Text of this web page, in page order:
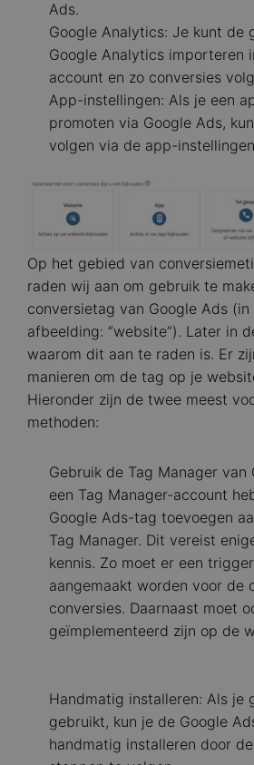
Ads.
Google Analytics: Je kunt de
Google Analytics importeren
account en zo conversies
App-instellingen: Als je een
promoten via Google Ads,
volgen via de app-
Image
Op het gebied van
raden wij aan om gebruik te
conversietag van Google Ads
afbeelding: “website”). Later in
waarom dit aan te raden is. Er
manieren om de tag op je
Hieronder zijn de twee meest
methoden:
Gebruik de Tag Manager van
een Tag Manager-account
Google Ads-tag toevoegen
Tag Manager. Dit vereist
kennis. Zo moet er een
aangemaakt worden voor de
conversies. Daarnaast moet
geïmplementeerd zijn op de
Handmatig installeren: Als je
gebruikt, kun je de Google
handmatig installeren door